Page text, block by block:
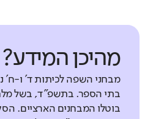
מהיכן המידע?
מבחני השפה לכיתות ד' ו-ח'
בתי הספר. בתשפ"ד, בשל
בוטלו המבחנים הארציים.